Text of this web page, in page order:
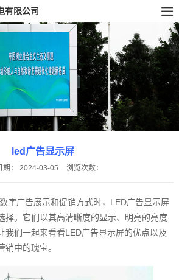
有限公司
led广告显示屏
： 2024-03-05 浏览次数：
字广告展示和促销方式时，LED广告显示屏
择。它们以其高清晰度的显示、明亮的亮度
我们一起来看看LED广告显示屏的优点以及
中的瑰宝。